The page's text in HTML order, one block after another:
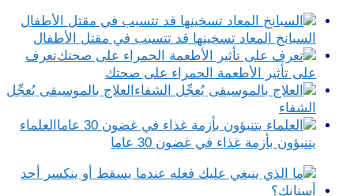
السبانخ المعاد تسخينها قد تتسبب في مقتل الأطفال
تعرف
على تأثير الأطعمة الحمراء على صحتك
العلاج بالموسيقى يُعجِّل
الشفاء
العلماء
يتنبؤون بأزمة غذاء في غضون 30 عاما